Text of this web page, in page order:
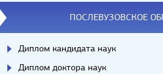
ПОСЛЕВУЗОВСКОЕ
Диплом кандидата наук
Диплом доктора наук